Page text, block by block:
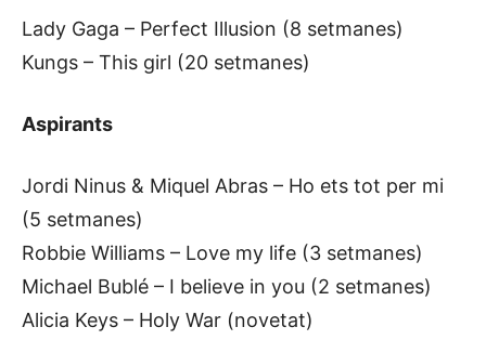
Lady Gaga – Perfect Illusion (8 setmanes)
Kungs – This girl (20 setmanes)
Aspirants
Jordi Ninus & Miquel Abras – Ho ets tot per mi
(5 setmanes)
Robbie Williams – Love my life (3 setmanes)
Michael Bublé – I believe in you (2 setmanes)
Alicia Keys – Holy War (novetat)